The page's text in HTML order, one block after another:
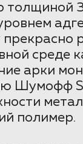
толщиной
прекрасно
среде
арки
Шумофф
полимер.